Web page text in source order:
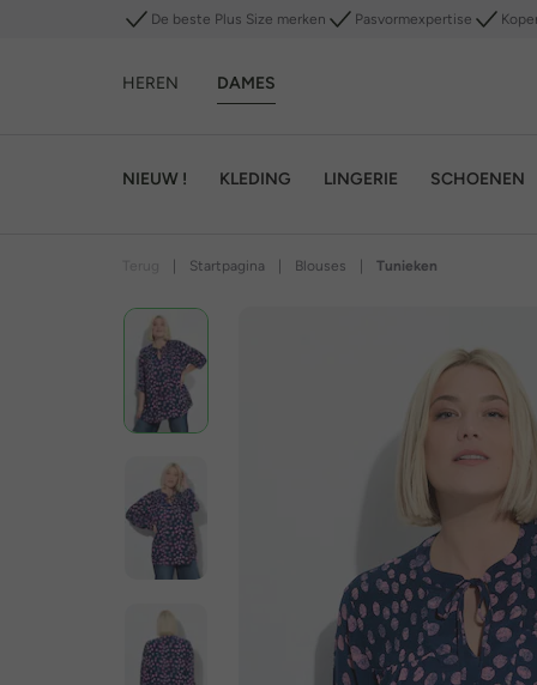
De beste Plus Size merken Pasvormexpertise
HEREN DAMES
NIEUW ! KLEDING LINGERIE SCHOENEN
Startpagina Blouses Tunieken